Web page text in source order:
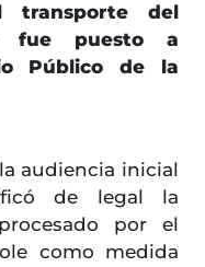
transporte del
fue puesto a
Público de la
audiencia inicial
de legal la
por el
como medida